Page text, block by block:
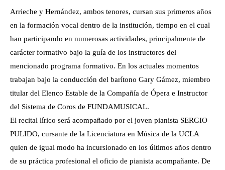
Arrieche y Hernández, ambos tenores, cursan sus primeros años
en la formación vocal dentro de la institución, tiempo en el cual
han participando en numerosas actividades, principalmente de
carácter formativo bajo la guía de los instructores del
mencionado programa formativo. En los actuales momentos
trabajan bajo la conducción del barítono Gary Gámez, miembro
titular del Elenco Estable de la Compañía de Ópera e Instructor
del Sistema de Coros de FUNDAMUSICAL.
El recital lírico será acompañado por el joven pianista SERGIO
PULIDO, cursante de la Licenciatura en Música de la UCLA
quien de igual modo ha incursionado en los últimos años dentro
de su práctica profesional el oficio de pianista acompañante. De